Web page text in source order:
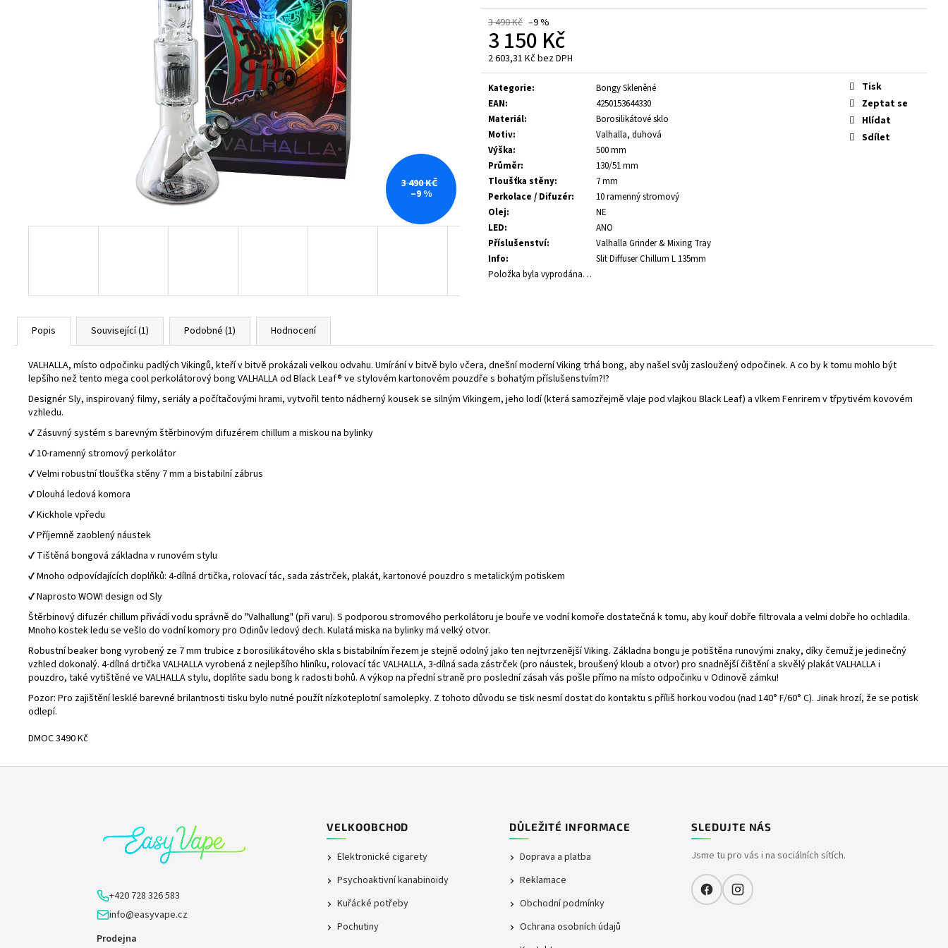
3 490 Kč –9 %
3 150 Kč
2 603,31 Kč bez DPH
Měrná
cena:
Kategorie:
Bongy Skleněné
EAN:
4250153644330
Materiál:
Borosilikátové sklo
Motiv:
Valhalla, duhová
Výška:
500 mm
Průměr:
130/51 mm
Tloušťka stěny:
7 mm
Perkolace / Difuzér:
10 ramenný stromový
Olej:
NE
LED:
ANO
Příslušenství:
Valhalla Grinder & Mixing Tray
Info:
Slit Diffuser Chillum L 135mm
Položka byla vyprodána…
Tisk
Zeptat se
Hlídat
Sdílet
3 490 KČ
–9 %
Popis Související (1) Podobné (1) Hodnocení
VALHALLA, místo odpočinku padlých Vikingů, kteří v bitvě prokázali velkou odvahu. Umírání v bitvě bylo včera, dnešní moderní Viking trhá bong, aby našel svůj zasloužený odpočinek. A co by k tomu mohlo být
lepšího než tento mega cool perkolátorový bong VALHALLA od Black Leaf® ve stylovém kartonovém pouzdře s bohatým příslušenstvím?!?
Designér Sly, inspirovaný filmy, seriály a počítačovými hrami, vytvořil tento nádherný kousek se silným Vikingem, jeho lodí (která samozřejmě vlaje pod vlajkou Black Leaf) a vlkem Fenrirem v třpytivém kovovém
vzhledu.
✔️ Zásuvný systém s barevným štěrbinovým difuzérem chillum a miskou na bylinky
✔️ 10-ramenný stromový perkolátor
✔️ Velmi robustní tloušťka stěny 7 mm a bistabilní zábrus
✔️ Dlouhá ledová komora
✔️ Kickhole vpředu
✔️ Příjemně zaoblený náustek
✔️ Tištěná bongová základna v runovém stylu
✔️ Mnoho odpovídajících doplňků: 4-dílná drtička, rolovací tác, sada zástrček, plakát, kartonové pouzdro s metalickým potiskem
✔️ Naprosto WOW! design od Sly
Štěrbinový difuzér chillum přivádí vodu správně do "Valhallung" (při varu). S podporou stromového perkolátoru je bouře ve vodní komoře dostatečná k tomu, aby kouř dobře filtrovala a velmi dobře ho ochladila.
Mnoho kostek ledu se vešlo do vodní komory pro Odinův ledový dech. Kulatá miska na bylinky má velký otvor.
Robustní beaker bong vyrobený ze 7 mm trubice z borosilikátového skla s bistabilním řezem je stejně odolný jako ten nejtvrzenější Viking. Základna bongu je potištěna runovými znaky, díky čemuž je jedinečný
vzhled dokonalý. 4-dílná drtička VALHALLA vyrobená z nejlepšího hliníku, rolovací tác VALHALLA, 3-dílná sada zástrček (pro náustek, broušený kloub a otvor) pro snadnější čištění a skvělý plakát VALHALLA i
pouzdro, také vytištěné ve VALHALLA stylu, doplňte sadu bong k radosti bohů. A výkop na přední straně pro poslední zásah vás pošle přímo na místo odpočinku v Odinově zámku!
Pozor: Pro zajištění lesklé barevné brilantnosti tisku bylo nutné použít nízkoteplotní samolepky. Z tohoto důvodu se tisk nesmí dostat do kontaktu s příliš horkou vodou (nad 140° F/60° C). Jinak hrozí, že se potisk
odlepí.
DMOC 3490 Kč
235 Kč
189 Kč
+420 728 326 583
info@easyvape.cz
Prodejna
VELKOOBCHOD
Elektronické cigarety
Psychoaktivní kanabinoidy
Kuřácké potřeby
Pochutiny
DŮLEŽITÉ INFORMACE
Doprava a platba
Reklamace
Obchodní podmínky
Ochrana osobních údajů
SLEDUJTE NÁS
Jsme tu pro vás i na sociálních sítích.